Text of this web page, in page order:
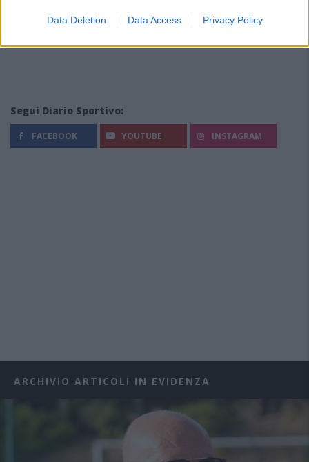
Data Deletion Data Access Privacy Policy
Segui Diario Sportivo:
FACEBOOK YOUTUBE INSTAGRAM
ARCHIVIO ARTICOLI IN EVIDENZA